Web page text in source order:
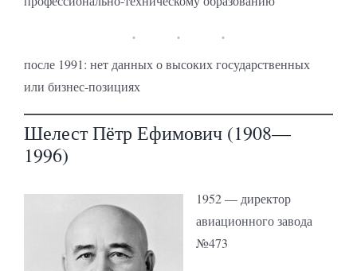
после 1991: нет данных о высоких государственных
или бизнес-позициях
Шелест Пётр Ефимович (1908—
1996)
1952 — директор
авиационного завода
№473